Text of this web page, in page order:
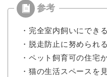
・完全室内飼いにでき
・脱走防止に努められ
・ペット飼育可の住宅
・猫の生活スペースを